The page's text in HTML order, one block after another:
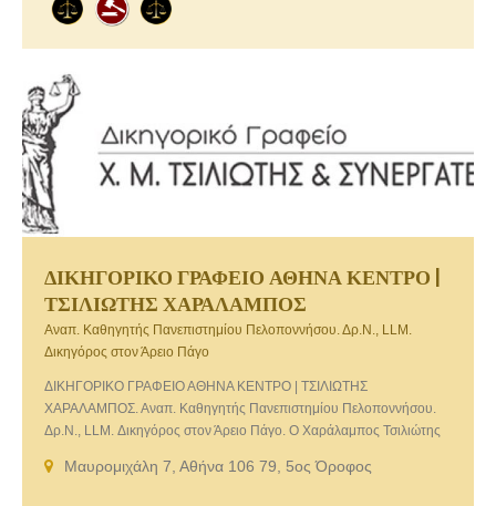
ΔΙΚΗΓΟΡΙΚΟ ΓΡΑΦΕΙΟ ΑΘΗΝΑ ΚΕΝΤΡΟ |
ΤΣΙΛΙΩΤΗΣ ΧΑΡΑΛΑΜΠΟΣ
Αναπ. Καθηγητής Πανεπιστημίου Πελοποννήσου. Δρ.Ν., LLM.
Δικηγόρος στον Άρειο Πάγο
ΔΙΚΗΓΟΡΙΚΟ ΓΡΑΦΕΙΟ ΑΘΗΝΑ ΚΕΝΤΡΟ | ΤΣΙΛΙΩΤΗΣ
ΧΑΡΑΛΑΜΠΟΣ. Αναπ. Καθηγητής Πανεπιστημίου Πελοποννήσου.
Δρ.Ν., LLM. Δικηγόρος στον Άρειο Πάγο. O Χαράλαμπος Τσιλιώτης
της Αθήνας, αντιμετωπίζοντας με προθυμία, μεθοδικότητα και λογική
Μαυρομιχάλη 7, Αθήνα 106 79, 5ος Όροφος